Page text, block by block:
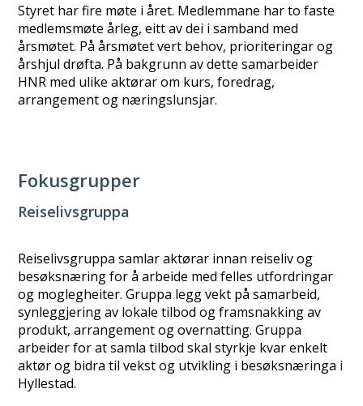
Styret har fire møte i året. Medlemmane har to faste
medlemsmøte årleg, eitt av dei i samband med
årsmøtet. På årsmøtet vert behov, prioriteringar og
årshjul drøfta. På bakgrunn av dette samarbeider
HNR med ulike aktørar om kurs, foredrag,
arrangement og næringslunsjar.
Fokusgrupper
Reiselivsgruppa
Reiselivsgruppa samlar aktørar innan reiseliv og
besøksnæring for å arbeide med felles utfordringar
og moglegheiter. Gruppa legg vekt på samarbeid,
synleggjering av lokale tilbod og framsnakking av
produkt, arrangement og overnatting. Gruppa
arbeider for at samla tilbod skal styrkje kvar enkelt
aktør og bidra til vekst og utvikling i besøksnæringa i
Hyllestad.